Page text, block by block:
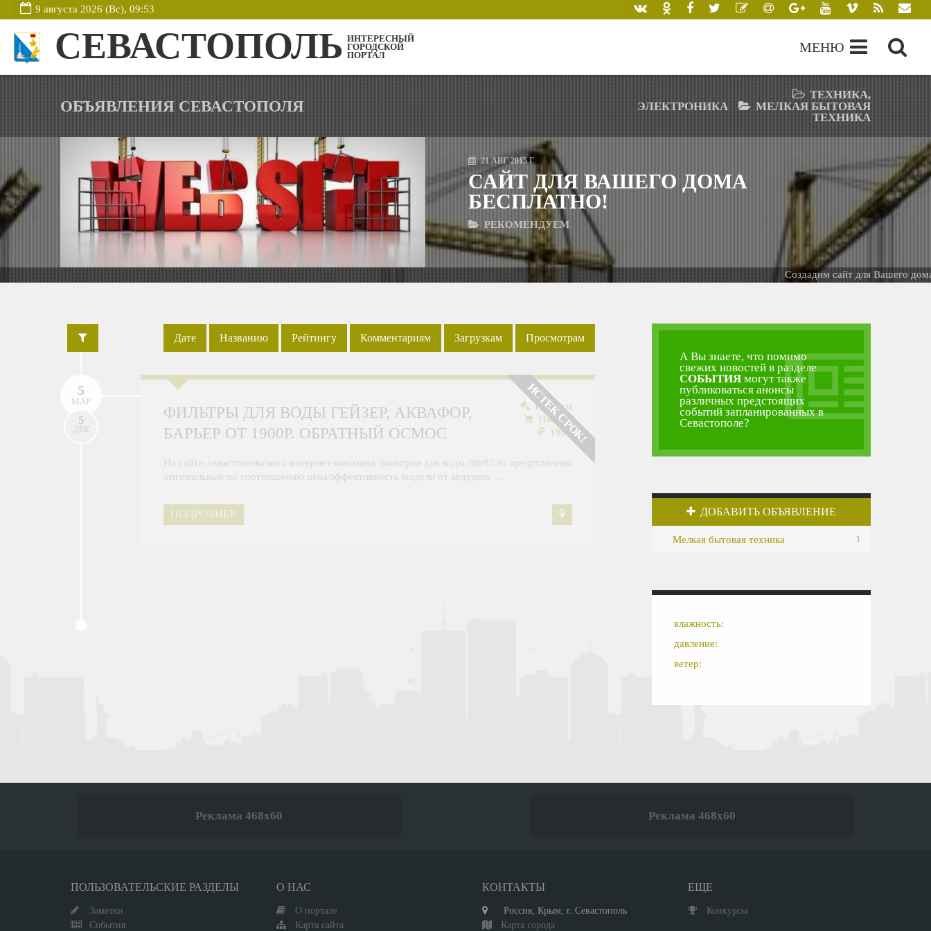
9 августа 2026 (Вс), 09:53
СЕВАСТОПОЛЬ ИНТЕРЕСНЫЙ
ГОРОДСКОЙ
ПОРТАЛ
МЕНЮ
ОБЪЯВЛЕНИЯ СЕВАСТОПОЛЯ
ТЕХНИКА,
ЭЛЕКТРОНИКА
МЕЛКАЯ БЫТОВАЯ
ТЕХНИКА
21 АВГ 2015 Г
САЙТ ДЛЯ ВАШЕГО ДОМА
БЕСПЛАТНО!
РЕКОМЕНДУЕМ
Создадим сайт для Вашего дома -
Дате Названию Рейтингу Комментариям Загрузкам Просмотрам
5
МАР
5
ДЕК ИСТЕК СРОК!
Продам
Новый
1990
ФИЛЬТРЫ ДЛЯ ВОДЫ ГЕЙЗЕР, АКВАФОР,
БАРЬЕР ОТ 1900Р. ОБРАТНЫЙ ОСМОС
На сайте севастопольского интернет-магазина фильтров для воды filtr92.ru представлены
оптимальные по соотношению цена/эффективность модели от ведущих …
ПОДРОБНЕЕ
А Вы знаете, что помимо
свежих новостей в разделе
СОБЫТИЯ могут также
публиковаться анонсы
различных предстоящих
событий запланированных в
Севастополе?
ДОБАВИТЬ ОБЪЯВЛЕНИЕ
Мелкая бытовая техника 1
влажность:
давление:
ветер:
Реклама 468x60 Реклама 468x60
ПОЛЬЗОВАТЕЛЬСКИЕ РАЗДЕЛЫ
Заметки
События
О НАС
О портале
Карта сайта
КОНТАКТЫ
Россия, Крым, г. Севастополь
Карта города
ЕЩЕ
Конкурсы